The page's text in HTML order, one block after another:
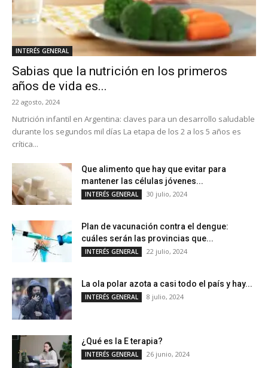
INTERÉS GENERAL
Sabias que la nutrición en los primeros
años de vida es...
22 agosto, 2024
Nutrición infantil en Argentina: claves para un desarrollo saludable
durante los segundos mil días La etapa de los 2 a los 5 años es
crítica...
Que alimento que hay que evitar para
mantener las células jóvenes...
INTERÉS GENERAL 30 julio, 2024
Plan de vacunación contra el dengue:
cuáles serán las provincias que...
INTERÉS GENERAL 22 julio, 2024
La ola polar azota a casi todo el país y hay...
INTERÉS GENERAL 8 julio, 2024
¿Qué es la E terapia?
INTERÉS GENERAL 26 junio, 2024